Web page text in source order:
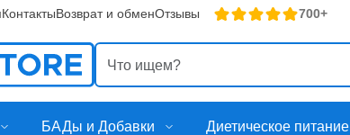
КонтактыВозврат и обменОтзывы 700+
БАДы и Добавки Диетическое питание